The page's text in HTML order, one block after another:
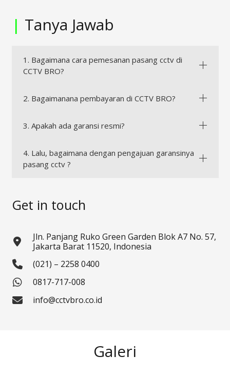
| Tanya Jawab
1. Bagaimana cara pemesanan pasang cctv di
CCTV BRO?
2. Bagaimanana pembayaran di CCTV BRO?
3. Apakah ada garansi resmi?
4. Lalu, bagaimana dengan pengajuan garansinya
pasang cctv ?
Get in touch
Jln. Panjang Ruko Green Garden Blok A7 No. 57,
Jakarta Barat 11520, Indonesia
(021) – 2258 0400
0817-717-008
info@cctvbro.co.id
Galeri